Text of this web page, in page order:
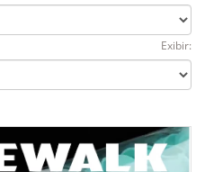
Exibir: